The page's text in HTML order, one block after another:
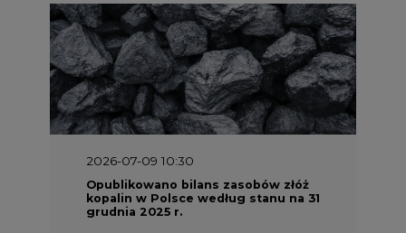
2026-07-09 10:30
Opublikowano bilans zasobów złóż
kopalin w Polsce według stanu na 31
grudnia 2025 r.